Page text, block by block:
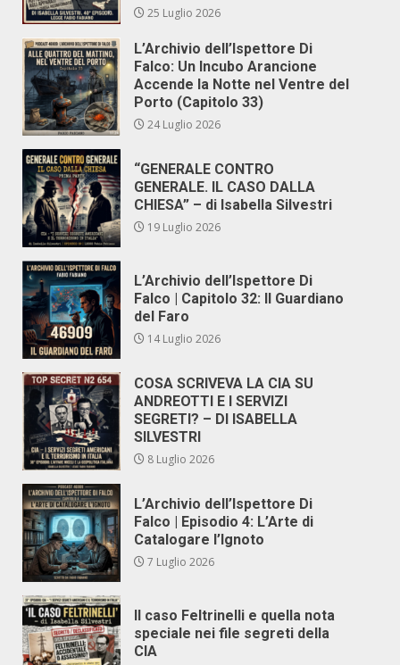
25 Luglio 2026
L’Archivio dell’Ispettore Di
Falco: Un Incubo Arancione
Accende la Notte nel Ventre del
Porto (Capitolo 33)
24 Luglio 2026
“GENERALE CONTRO
GENERALE. IL CASO DALLA
CHIESA” – di Isabella Silvestri
19 Luglio 2026
L’Archivio dell’Ispettore Di
Falco | Capitolo 32: Il Guardiano
del Faro
14 Luglio 2026
COSA SCRIVEVA LA CIA SU
ANDREOTTI E I SERVIZI
SEGRETI? – DI ISABELLA
SILVESTRI
8 Luglio 2026
L’Archivio dell’Ispettore Di
Falco | Episodio 4: L’Arte di
Catalogare l’Ignoto
7 Luglio 2026
Il caso Feltrinelli e quella nota
speciale nei file segreti della
CIA